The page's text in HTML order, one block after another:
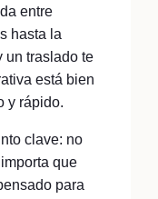
entre
hasta la
un traslado te
está bien
y rápido.
clave: no
que
para